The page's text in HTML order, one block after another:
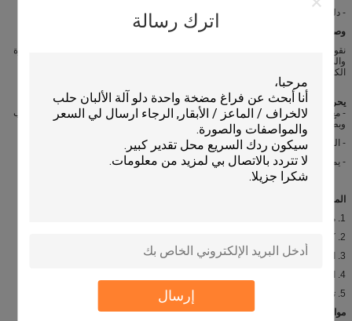
اترك رسالة
إرسال
- دلو واحد من الفولاذ المقاوم للصدأ
وصف:
نقوم بتصنيع العديد من آلات الحلب لتلبية مختلف البلدان والمناطق ، وكلها مناسبة للبقرة
والماعز والأغنام. بالنسبة لآلات الحلب المحمولة لدينا ، هناك ثلاثة أنواع: المحركات
الكهربائية ، المحركات التي تعمل بالبنزين ، المحركات التي تعمل بالبنزين.
يحركها محرك كهربائي آلة
- مع نظام تفريغ الهواء ، دلو واحد (25 لترًا متريًا ، فولاذ مقاوم للصدأ) ، 1 × 4 أكواب حليب
وبطانة حلب وما إلى ذلك ، مصمم من أجل 10-12 بقرة في الساعة.
- المزيد من الدلاء المتاحة.
- يمكن استخدام الدلاء شفافة.
المميزات:
1. مع عجلة المحمول ، مرنة ومريحة للانتقال إلى الحليب.
2. كلا التشغيل والصيانة بسيطة.
3. الجهد والمحرك مختلفة لتلبية مختلف البلدان للاستخدام.
4. انخفاض مستوى الضجيج وارتفاع إنتاج الحليب.
5. توفير العمالة وتحسين الاقتصادية.
مواصفات: